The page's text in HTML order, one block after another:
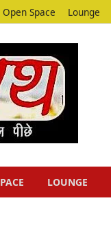
Open Space Lounge
LOUNGE